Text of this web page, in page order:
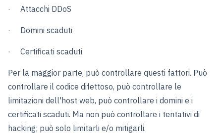
· Attacchi DDoS
· Domini scaduti
· Certificati scaduti
Per la maggior parte, può controllare questi fattori. Può
controllare il codice difettoso, può controllare le
limitazioni dell'host web, può controllare i domini e i
certificati scaduti. Ma non può controllare i tentativi di
hacking; può solo limitarli e/o mitigarli.